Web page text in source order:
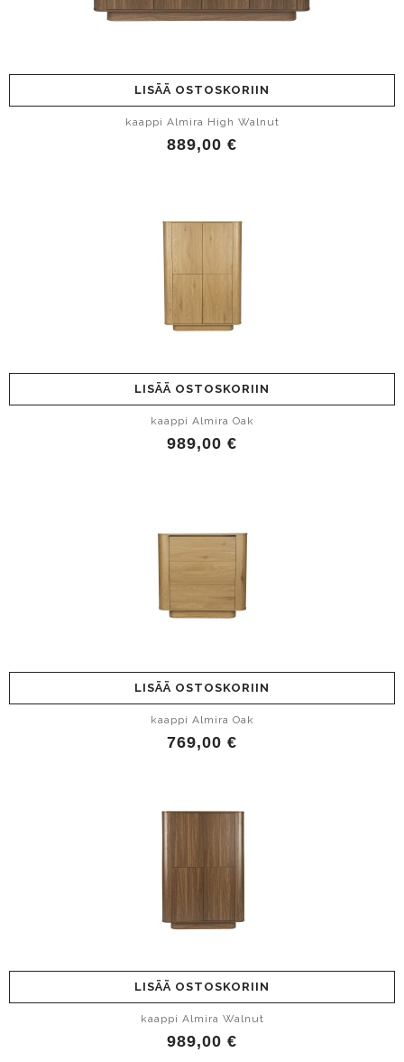
LISÄÄ OSTOSKORIIN
kaappi Almira High Walnut
889,00 €
LISÄÄ OSTOSKORIIN
kaappi Almira Oak
989,00 €
LISÄÄ OSTOSKORIIN
kaappi Almira Oak
769,00 €
LISÄÄ OSTOSKORIIN
kaappi Almira Walnut
989,00 €